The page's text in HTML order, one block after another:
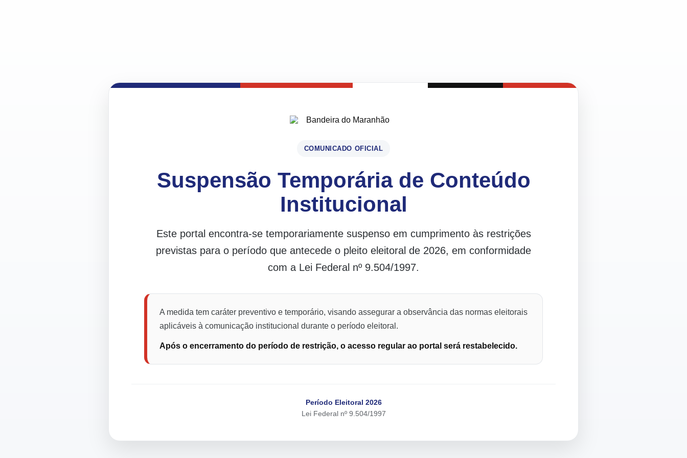
COMUNICADO OFICIAL
Suspensão Temporária de Conteúdo
Institucional
Este portal encontra-se temporariamente suspenso em cumprimento às restrições
previstas para o período que antecede o pleito eleitoral de 2026, em conformidade
com a Lei Federal nº 9.504/1997.
A medida tem caráter preventivo e temporário, visando assegurar a observância das normas eleitorais
aplicáveis à comunicação institucional durante o período eleitoral.
Após o encerramento do período de restrição, o acesso regular ao portal será restabelecido.
Período Eleitoral 2026
Lei Federal nº 9.504/1997